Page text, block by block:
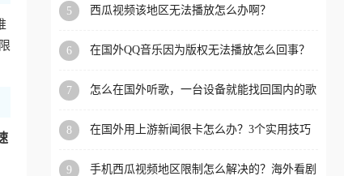
扰。
5 西瓜视频该地区无法播放怎么办啊？
6
在国外QQ音乐因为版权无法播放怎么回事？
7
怎么在国外听歌，一台设备就能找回国内的歌
8
在国外用上游新闻很卡怎么办？3个实用技巧
9
手机西瓜视频地区限制怎么解决的？海外看剧